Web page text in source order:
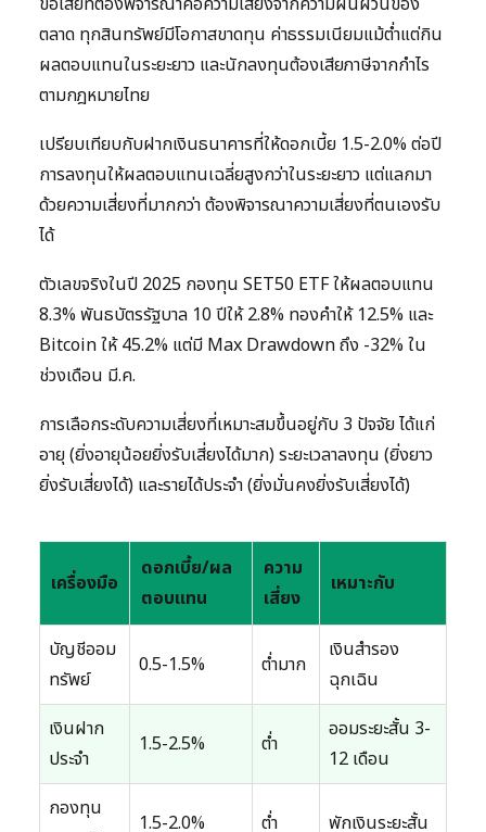
ตลาด ทุกสินทรัพย์มีโอกาสขาดทุน ค่าธรรมเนียมแม้ต่ำแต่กิน
ผลตอบแทนในระยะยาว และนักลงทุนต้องเสียภาษีจากกำไร
ตามกฎหมายไทย
เปรียบเทียบกับฝากเงินธนาคารที่ให้ดอกเบี้ย 1.5-2.0% ต่อปี
การลงทุนให้ผลตอบแทนเฉลี่ยสูงกว่าในระยะยาว แต่แลกมา
ด้วยความเสี่ยงที่มากกว่า ต้องพิจารณาความเสี่ยงที่ตนเองรับ
ได้
ตัวเลขจริงในปี 2025 กองทุน SET50 ETF ให้ผลตอบแทน
8.3% พันธบัตรรัฐบาล 10 ปีให้ 2.8% ทองคำให้ 12.5% และ
Bitcoin ให้ 45.2% แต่มี Max Drawdown ถึง -32% ใน
ช่วงเดือน มี.ค.
การเลือกระดับความเสี่ยงที่เหมาะสมขึ้นอยู่กับ 3 ปัจจัย ได้แก่
อายุ (ยิ่งอายุน้อยยิ่งรับเสี่ยงได้มาก) ระยะเวลาลงทุน (ยิ่งยาว
ยิ่งรับเสี่ยงได้) และรายได้ประจำ (ยิ่งมั่นคงยิ่งรับเสี่ยงได้)
เครื่องมือ
ดอกเบี้ย/ผล
ตอบแทน
ความ
เสี่ยง
เหมาะกับ
บัญชีออม
ทรัพย์
0.5-1.5% ต่ำมาก
เงินสำรอง
ฉุกเฉิน
เงินฝาก
ประจำ
1.5-2.5% ต่ำ
ออมระยะสั้น 3-
12 เดือน
กองทุน
1.5-2.0% ต่ำ พักเงินระยะสั้น